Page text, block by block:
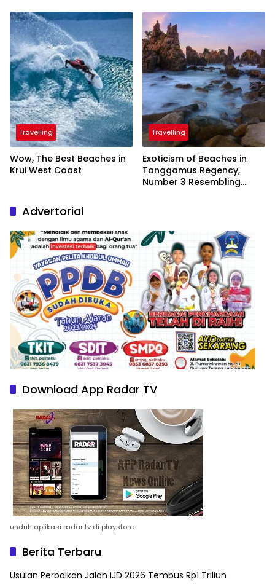
President
Travelling
Wow, The Best Beaches in
Krui West Coast
Travelling
Exoticism of Beaches in
Tanggamus Regency,
Number 3 Resembling
Advertorial
Download App Radar TV
unduh aplikasi radar tv di playstore
Berita Terbaru
Usulan Perbaikan Jalan IJD 2026 Tembus Rp1 Triliun